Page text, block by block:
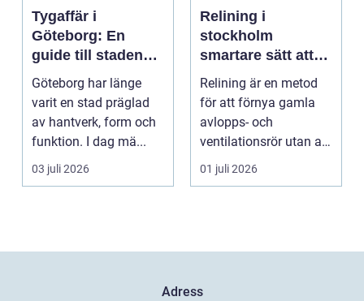
Tygaffär i
Göteborg: En
guide till stadens
textila möjligheter
Göteborg har länge
varit en stad präglad
av hantverk, form och
funktion. I dag mä...
03 juli 2026
Relining i
stockholm
smartare sätt att
förnya rören
Relining är en metod
för att förnya gamla
avlopps- och
ventilationsrör utan att
riva väggar och golv...
01 juli 2026
Adress